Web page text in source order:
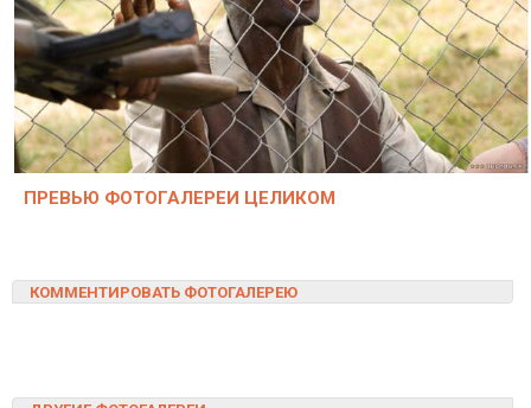
ПРЕВЬЮ ФОТОГАЛЕРЕИ ЦЕЛИКОМ
КОММЕНТИРОВАТЬ ФОТОГАЛЕРЕЮ